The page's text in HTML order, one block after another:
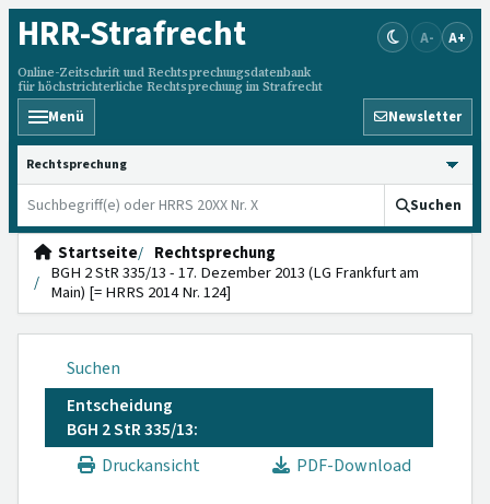
HRR-Strafrecht
Online-Zeitschrift und Rechtsprechungsdatenbank
für höchstrichterliche Rechtsprechung im Strafrecht
A- A+
Menü Newsletter
HRRS durchsuchen
Suchen
Startseite
Rechtsprechung
BGH 2 StR 335/13 - 17. Dezember 2013 (LG Frankfurt am
Main) [= HRRS 2014 Nr. 124]
Suchen
Entscheidung
BGH 2 StR 335/13:
Druckansicht
PDF-Download